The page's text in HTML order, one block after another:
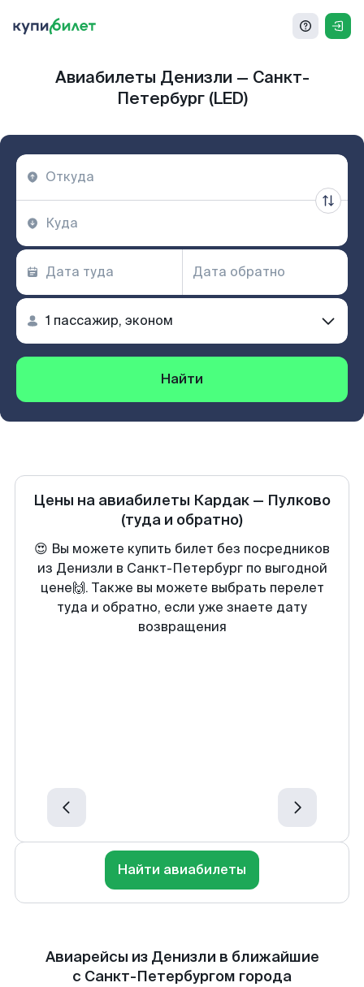
Авиабилеты Денизли — Санкт-
Петербург (LED)
Найти
Цены на авиабилеты Кардак — Пулково
(туда и обратно)
😍 Вы можете купить билет без посредников
из Денизли в Санкт-Петербург по выгодной
цене🙌. Также вы можете выбрать перелет
туда и обратно, если уже знаете дату
возвращения
Найти авиабилеты
Авиарейсы из Денизли в ближайшие
с Санкт-Петербургом города